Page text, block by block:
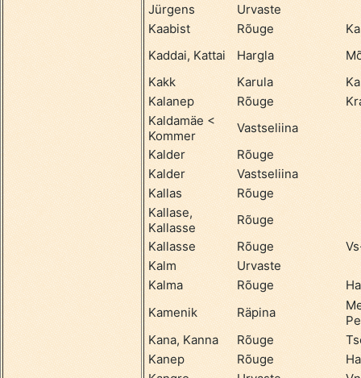
Jürgens
Urvaste
Kaabist
Rõuge
Kaddai, Kattai
Hargla
Kakk
Karula
Kalanep
Rõuge
Kaldamäe <
Kommer
Vastseliina
Kalder
Rõuge
Kalder
Vastseliina
Kallas
Rõuge
Kallase,
Kallasse
Rõuge
Kallasse
Rõuge
Kalm
Urvaste
Kalma
Rõuge
Kamenik
Räpina
Kana, Kanna
Rõuge
Kanep
Rõuge